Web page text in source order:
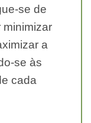
se de
minimizar
a
se às
cada